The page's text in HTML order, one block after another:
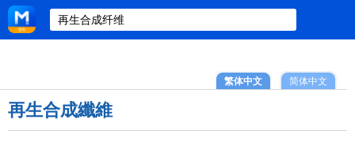
简体中文
繁体中文
再生合成纖維